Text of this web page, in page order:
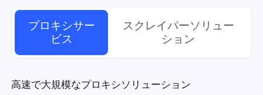
プロキシサー
ビス
スクレイパーソリュー
ション
高速で大規模なプロキシソリューション